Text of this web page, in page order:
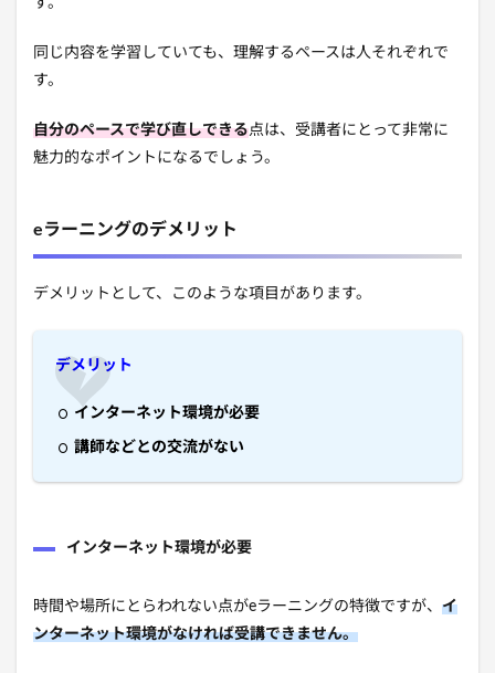
す。
同じ内容を学習していても、理解するペースは人それぞれで
す。
自分のペースで学び直しできる点は、受講者にとって非常に
魅力的なポイントになるでしょう。
eラーニングのデメリット
デメリットとして、このような項目があります。
デメリット
インターネット環境が必要
講師などとの交流がない
インターネット環境が必要
時間や場所にとらわれない点がeラーニングの特徴ですが、 イ
ンターネット環境がなければ受講できません。